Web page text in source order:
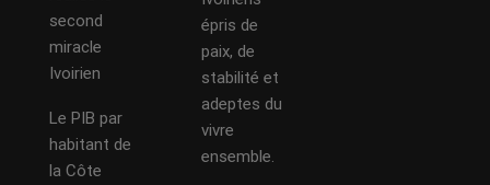
second
miracle
Ivoirien
Le PIB par
habitant de
la Côte
épris de
paix, de
stabilité et
adeptes du
vivre
ensemble.